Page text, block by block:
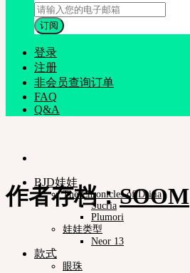
登录
注册
非会员查询订单
FAQ
Q&A
BJD娃娃
The Chronicles of Dritia
Sucria
Plumori
娃娃类型
Neor 13
款式
眼珠
作者存档：SOOM